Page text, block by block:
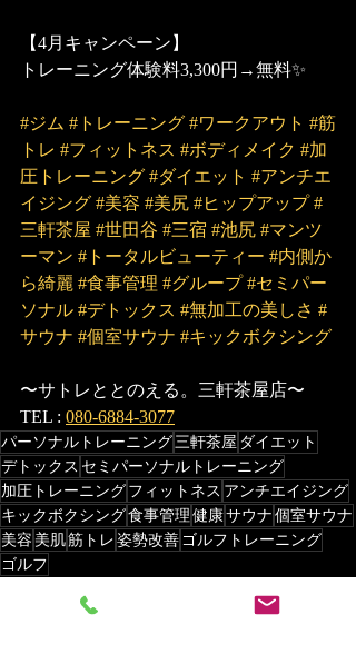
【4月キャンペーン】
トレーニング体験料3,300円→無料✨
#ジム #トレーニング #ワークアウト #筋
トレ #フィットネス #ボディメイク #加
圧トレーニング #ダイエット #アンチエ
イジング #美容 #美尻 #ヒップアップ #
三軒茶屋 #世田谷 #三宿 #池尻 #マンツ
ーマン #トータルビューティー #内側か
ら綺麗 #食事管理 #グループ #セミパー
ソナル #デトックス #無加工の美しさ #
サウナ #個室サウナ #キックボクシング
〜サトレととのえる。三軒茶屋店〜
TEL : 080-6884-3077
パーソナルトレーニング三軒茶屋 ダイエット
デトックス セミパーソナルトレーニング
加圧トレーニングフィットネス アンチエイジング
キックボクシング食事管理健康サウナ個室サウナ
美容 美肌筋トレ姿勢改善 ゴルフトレーニング
ゴルフ